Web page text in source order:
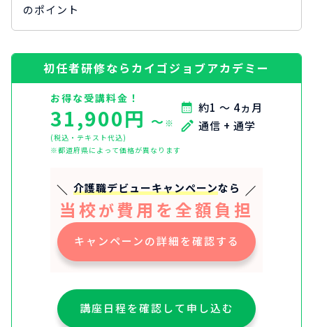
のポイント
初任者研修ならカイゴジョブアカデミー
お得な受講料金！
31,900円 〜 ※
(税込・テキスト代込)
※都道府県によって価格が異なります
約1 ～ 4ヵ月
通信 + 通学
介護職デビューキャンペーンなら
当校が費用を全額負担
キャンペーンの詳細を確認する
講座日程を確認して申し込む